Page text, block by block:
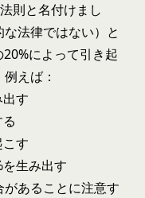
則と名付けまし
法律ではない）と
によって引き起
えば：
す
す
生み出す
あることに注意す